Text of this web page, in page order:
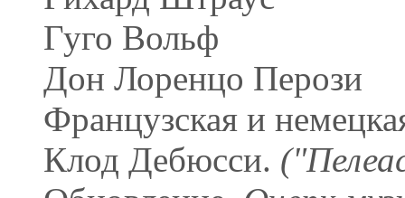
Гуго Вольф
Дон Лоренцо Перози
Французская и
Клод Дебюсси.